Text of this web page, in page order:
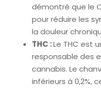
démontré que le
pour réduire les
la douleur
THC :Le THC est
responsable des
cannabis. Le
inférieurs à 0,2%,